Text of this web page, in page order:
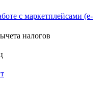
с маркетплейсами (e-
налогов